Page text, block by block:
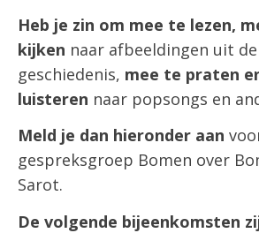
Heb je zin om mee te lezen,
kijken naar afbeeldingen uit
geschiedenis, mee te praten
luisteren naar popsongs en
Meld je dan hieronder aan
gespreksgroep Bomen over
Sarot.
De volgende bijeenkomsten